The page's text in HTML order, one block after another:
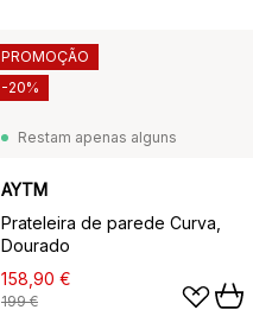
Restam apenas alguns
AYTM
Prateleira de parede Curva,
Dourado
158,90 €
199 €
PROMOÇÃO
-20%